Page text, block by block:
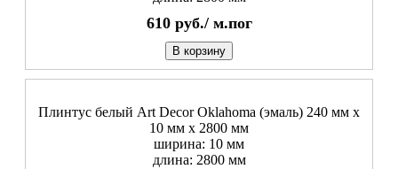
610 руб./ м.пог
В корзину
Плинтус белый Art Decor Oklahoma (эмаль) 240 мм х
10 мм х 2800 мм
ширина: 10 мм
длина: 2800 мм